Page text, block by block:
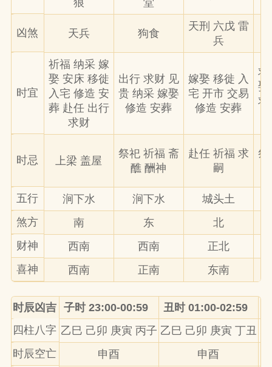
狼 堂
凶煞 天兵 狗食
天刑 六戊 雷
兵
时宜
祈福 纳采 嫁
娶 安床 移徙
入宅 修造 安
葬 赴任 出行
求财
出行 求财 见
贵 纳采 嫁娶
修造 安葬
嫁娶 移徙 入
宅 开市 交易
修造 安葬
求
娶
求
时忌 上梁 盖屋
祭祀 祈福 斋
醮 酬神
赴任 祈福 求
嗣
祭
五行 涧下水 涧下水 城头土
煞方
南 东
北
财神
西南 西南
正北
喜神
西南 正南 东南
时辰凶吉 子时 23:00-00:59 丑时 01:00-02:59
四柱八字 乙巳 己卯 庚寅 丙子 乙巳 己卯 庚寅 丁丑
时辰空亡
申酉
申酉